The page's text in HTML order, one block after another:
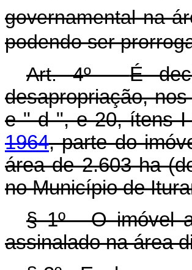
governamental na
podendo ser
Art. 4º -É
desapropriação,
e " d ", e 20, ítens
1964, parte do
área de 2.603 ha
no Município de
§ 1º - O imóvel
assinalado na área